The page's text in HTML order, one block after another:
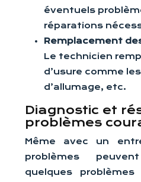
éventuels
réparations
Remplacement
Le technicien
d’usure comme
d’allumage, etc.
Diagnostic et
problèmes
Même avec un
problèmes
quelques